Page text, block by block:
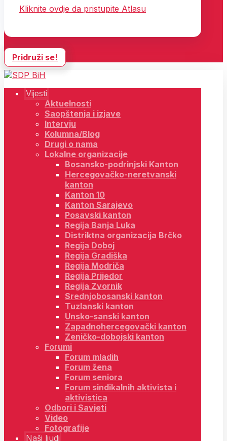
Kliknite ovdje da pristupite Atlasu
Pridruži se!
Vijesti
Aktuelnosti
Saopštenja i izjave
Intervju
Kolumna/Blog
Drugi o nama
Lokalne organizacije
Bosansko-podrinjski Kanton
Hercegovačko-neretvanski
kanton
Kanton 10
Kanton Sarajevo
Posavski kanton
Regija Banja Luka
Distriktna organizacija Brčko
Regija Doboj
Regija Gradiška
Regija Modriča
Regija Prijedor
Regija Zvornik
Srednjobosanski kanton
Tuzlanski kanton
Unsko-sanski kanton
Zapadnohercegovački kanton
Zeničko-dobojski kanton
Forumi
Forum mladih
Forum žena
Forum seniora
Forum sindikalnih aktivista i
aktivistica
Odbori i Savjeti
Video
Fotografije
Naši ljudi